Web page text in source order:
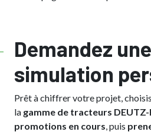
Demandez une
simulation
Prêt à chiffrer votre projet,
la gamme de tracteurs DEUTZ-
promotions en cours, puis